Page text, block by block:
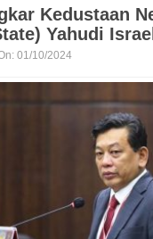
Kedustaan
Yahudi Israel
01/10/2024